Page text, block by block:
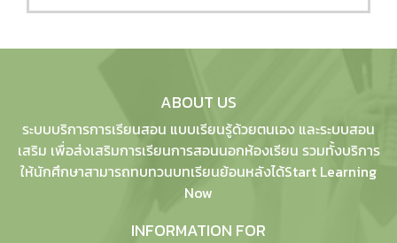
ABOUT US
ระบบบริการการเรียนสอน แบบเรียนรู้ด้วยตนเอง และระบบสอน
เสริม เพื่อส่งเสริมการเรียนการสอนนอกห้องเรียน รวมทั้งบริการ
ให้นักศึกษาสามารถทบทวนบทเรียนย้อนหลังได้Start Learning
Now
INFORMATION FOR